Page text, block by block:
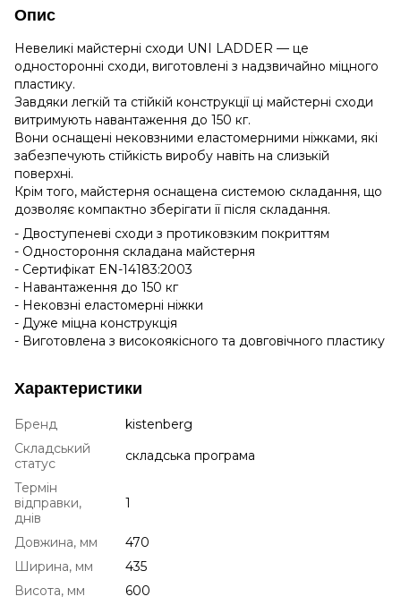
Опис
Невеликі майстерні сходи UNI LADDER — це
односторонні сходи, виготовлені з надзвичайно міцного
пластику.
Завдяки легкій та стійкій конструкції ці майстерні сходи
витримують навантаження до 150 кг.
Вони оснащені нековзними еластомерними ніжками, які
забезпечують стійкість виробу навіть на слизькій
поверхні.
Крім того, майстерня оснащена системою складання, що
дозволяє компактно зберігати її після складання.
- Двоступеневі сходи з протиковзким покриттям
- Одностороння складана майстерня
- Сертифікат EN-14183:2003
- Навантаження до 150 кг
- Нековзні еластомерні ніжки
- Дуже міцна конструкція
- Виготовлена з високоякісного та довговічного пластику
Характеристики
Бренд
kistenberg
Складський
статус
складська програма
Термін
відправки,
днів
1
Довжина, мм
470
Ширина, мм
435
Висота, мм
600